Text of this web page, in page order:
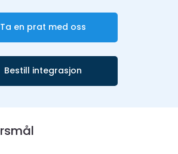
Ta en prat med oss
Bestill integrasjon